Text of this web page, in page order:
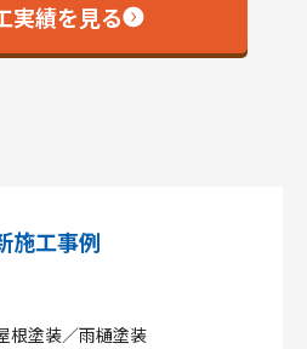
実績を見る
施工事例
根塗装／雨樋塗装